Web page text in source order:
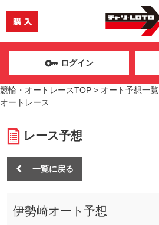
ログイン
競輪・オートレースTOP > オート予想一覧
オートレース
レース予想
一覧に戻る
伊勢崎オート予想